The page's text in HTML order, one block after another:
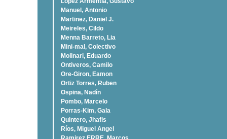
Manuel, Antonio
Martinez, Daniel J.
Meireles, Cildo
Menna Barreto, Lia
Mini-mal, Colectivo
Molinari, Eduardo
Ontiveros, Camilo
Ore-Giron, Eamon
Ortiz Torres, Ruben
Ospina, Nadí­n
Pombo, Marcelo
Porras-Kim, Gala
Quintero, Jhafis
Rí­os, Miguel Angel